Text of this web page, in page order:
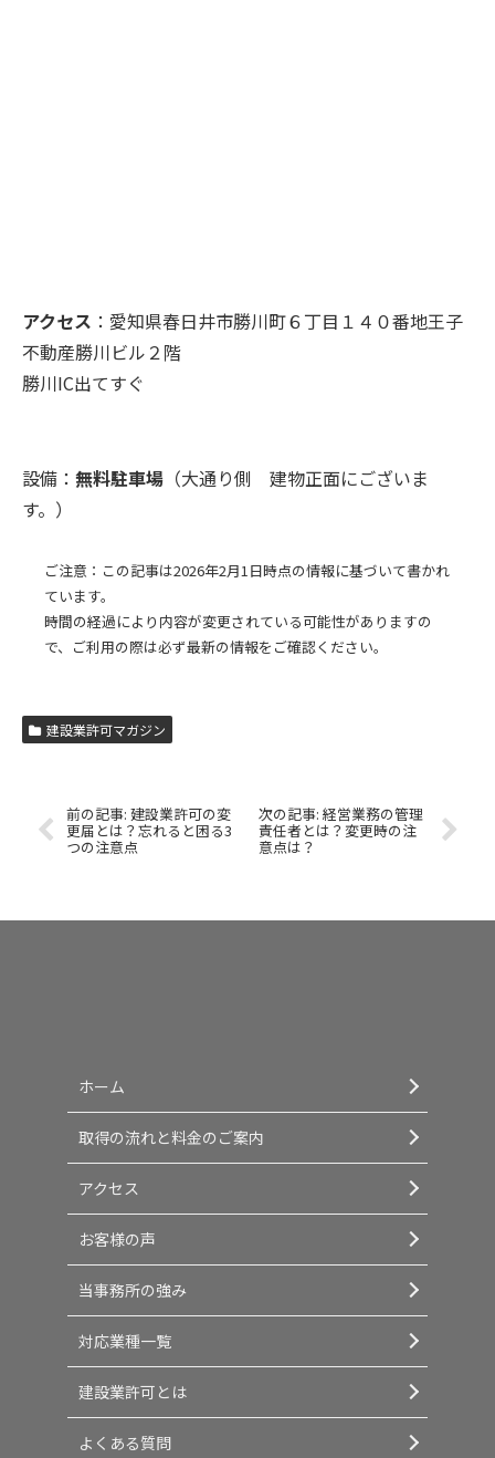
アクセス ：愛知県春日井市勝川町６丁目１４０番地王子
不動産勝川ビル２階
勝川IC出てすぐ
設備： 無料駐車場 （大通り側 建物正面にございま
す。）
ご注意：この記事は2026年2月1日時点の情報に基づいて書かれ
ています。
時間の経過により内容が変更されている可能性がありますの
で、ご利用の際は必ず最新の情報をご確認ください。
建設業許可マガジン
建設業許可の変
更届とは？忘れると困る3
つの注意点
経営業務の管理
責任者とは？変更時の注
意点は？
ホーム
取得の流れと料金のご案内
アクセス
お客様の声
当事務所の強み
対応業種一覧
建設業許可とは
よくある質問